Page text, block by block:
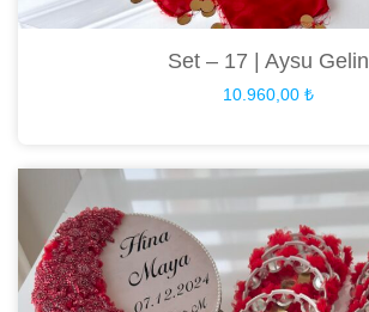
Set – 17 | Aysu Gelin
10.960,00 ₺